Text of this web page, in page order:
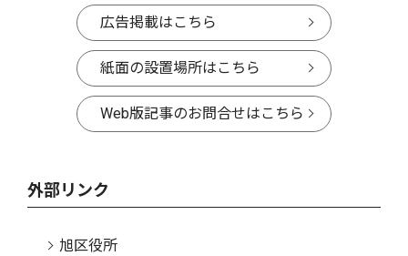
広告掲載はこちら
紙面の設置場所はこちら
Web版記事のお問合せはこちら
外部リンク
旭区役所